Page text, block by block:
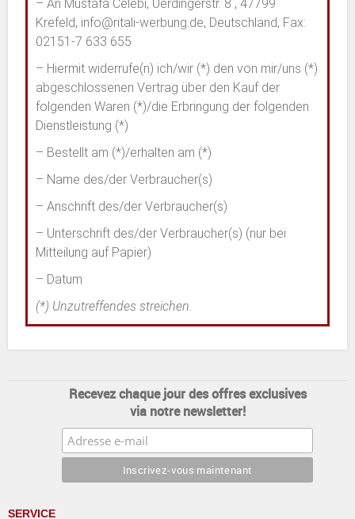
– An Mustafa Celebi, Uerdingerstr. 8 , 47799
Krefeld, info@ritali-werbung.de, Deutschland, Fax:
02151-7 633 655
– Hiermit widerrufe(n) ich/wir (*) den von mir/uns (*)
abgeschlossenen Vertrag über den Kauf der
folgenden Waren (*)/die Erbringung der folgenden
Dienstleistung (*)
– Bestellt am (*)/erhalten am (*)
– Name des/der Verbraucher(s)
– Anschrift des/der Verbraucher(s)
– Unterschrift des/der Verbraucher(s) (nur bei
Mitteilung auf Papier)
– Datum
(*) Unzutreffendes streichen.
Recevez chaque jour des offres exclusives
via notre newsletter!
SERVICE